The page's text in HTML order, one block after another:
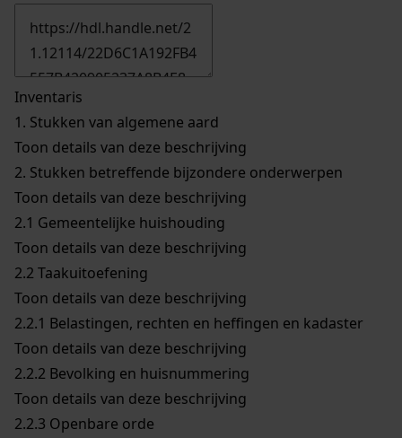
Inventaris
1. Stukken van algemene aard
Toon details van deze beschrijving
2. Stukken betreffende bijzondere onderwerpen
Toon details van deze beschrijving
2.1 Gemeentelijke huishouding
Toon details van deze beschrijving
2.2 Taakuitoefening
Toon details van deze beschrijving
2.2.1 Belastingen, rechten en heffingen en kadaster
Toon details van deze beschrijving
2.2.2 Bevolking en huisnummering
Toon details van deze beschrijving
2.2.3 Openbare orde